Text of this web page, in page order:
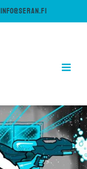
INFO@SERAN.FI